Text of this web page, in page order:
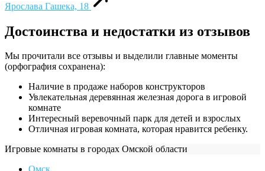
Ярослава Гашека, 18
Достоинства и недостатки из отзывов
Мы прочитали все отзывы и выделили главные моменты
(орфография сохранена):
Наличие в продаже наборов конструкторов
Увлекательная деревянная железная дорога в игровой
комнате
Интересный веревочный парк для детей и взрослых
Отличная игровая комната, которая нравится ребенку.
Игровые комнаты в городах Омской области